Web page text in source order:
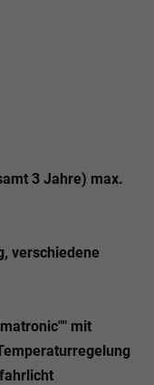
3 Jahre) max.
verschiedene
mit